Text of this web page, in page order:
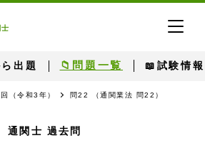
出題 📁問題一覧 📖試験情報
（令和3年） 問22 （通関業法 問22）
通関士 過去問